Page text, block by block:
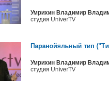
Умрихин Владимир
студия UniverTV
Паранойяльный тип
Умрихин Владимир
студия UniverTV